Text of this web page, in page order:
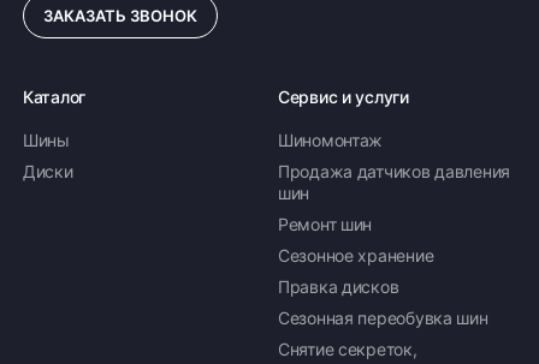
ЗАКАЗАТЬ ЗВОНОК
Каталог
Шины
Диски
Сервис и услуги
Шиномонтаж
Продажа датчиков давления
шин
Ремонт шин
Сезонное хранение
Правка дисков
Сезонная переобувка шин
Снятие секреток,